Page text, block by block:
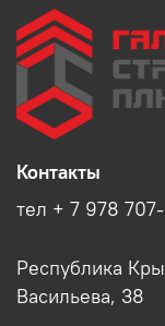
Контакты
тел + 7 978
Республика
Васильева, 38